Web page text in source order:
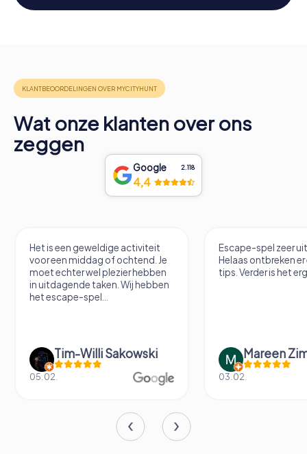
Wat onze klanten over ons
zeggen
Google 2.118
4,4
Het is een geweldige activiteit
voor een middag of ochtend. Je
moet echter wel plezier hebben
in uitdagende taken. Wij hebben
het escape-spel...
Tim-Willi Sakowski
05.02.
Escape-spel zeer
Helaas ontbreken er
tips. Verder is het
Mareen
03.02.